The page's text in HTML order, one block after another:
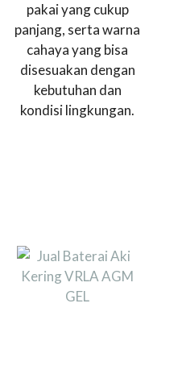
pakai yang cukup
panjang, serta warna
cahaya yang bisa
disesuakan dengan
kebutuhan dan
kondisi lingkungan.